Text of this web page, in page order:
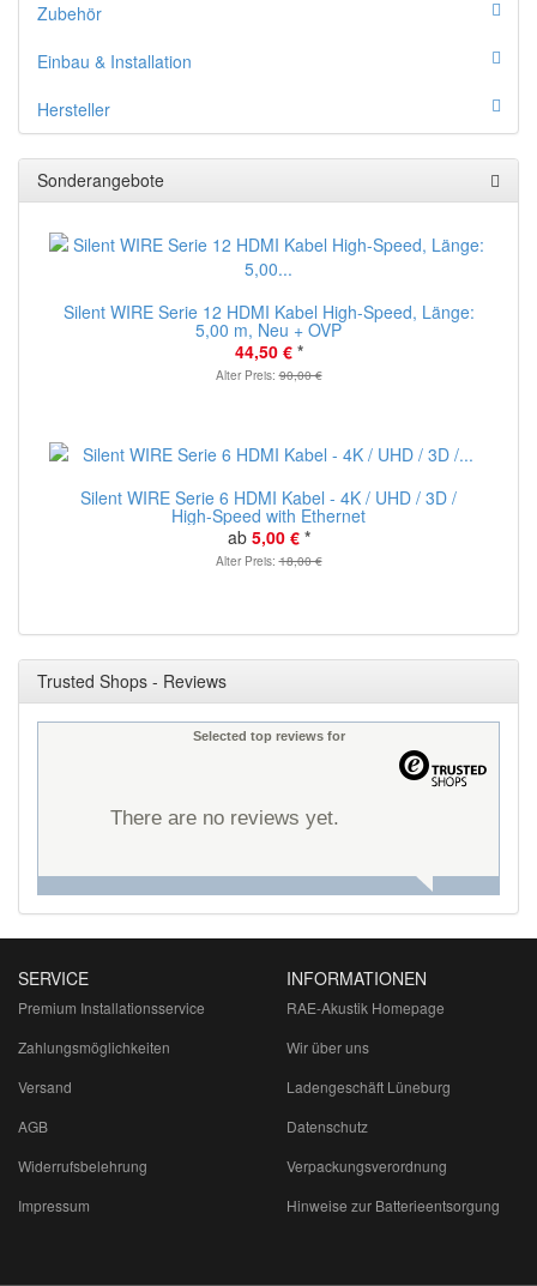
Zubehör
Einbau & Installation
Hersteller
Sonderangebote
Silent WIRE Serie 12 HDMI Kabel High-Speed, Länge:
5,00 m, Neu + OVP
44,50 € *
Alter Preis:90,00 €
Silent WIRE Serie 6 HDMI Kabel - 4K / UHD / 3D /
High-Speed with Ethernet
ab 5,00 € *
Alter Preis:18,00 €
Trusted Shops - Reviews
Selected top reviews for
There are no reviews yet.
SERVICE
Premium Installationsservice
Zahlungsmöglichkeiten
Versand
AGB
Widerrufsbelehrung
Impressum
INFORMATIONEN
RAE-Akustik Homepage
Wir über uns
Ladengeschäft Lüneburg
Datenschutz
Verpackungsverordnung
Hinweise zur Batterieentsorgung